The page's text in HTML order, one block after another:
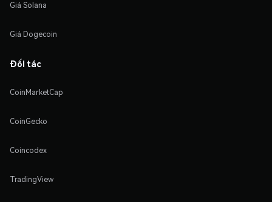
Giá Solana
Giá Dogecoin
Đối tác
CoinMarketCap
CoinGecko
Coincodex
TradingView